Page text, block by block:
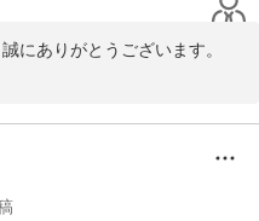
ますが私はせひ今後も利用させ
にありがとうございます。
こと、重ねて御礼申し上げま
館の立地や施設がお役立てで